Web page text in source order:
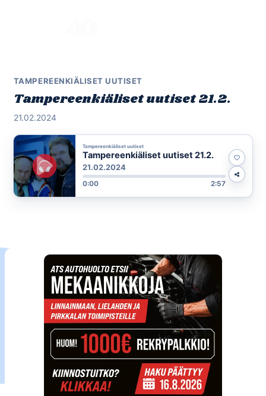
TAMPEREENKIÄLISET UUTISET
Tampereenkiäliset uutiset 21.2.
21.02.2024
Tampereenkiäliset uutiset
Tampereenkiäliset uutiset 21.2.
21.02.2024
0:00 2:57